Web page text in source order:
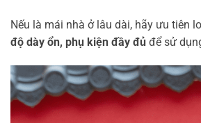
Nếu là mái nhà ở lâu dài, hãy ưu tiên
độ dày ổn, phụ kiện đầy đủ để sử